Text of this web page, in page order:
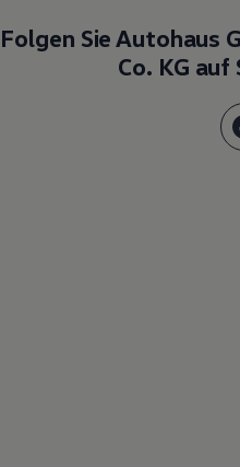
Folgen Sie Autohaus
Co. KG